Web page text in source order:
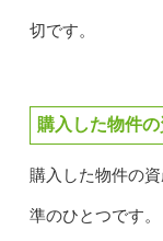
切です。
購入した物件
購入した物件の
準のひとつです。